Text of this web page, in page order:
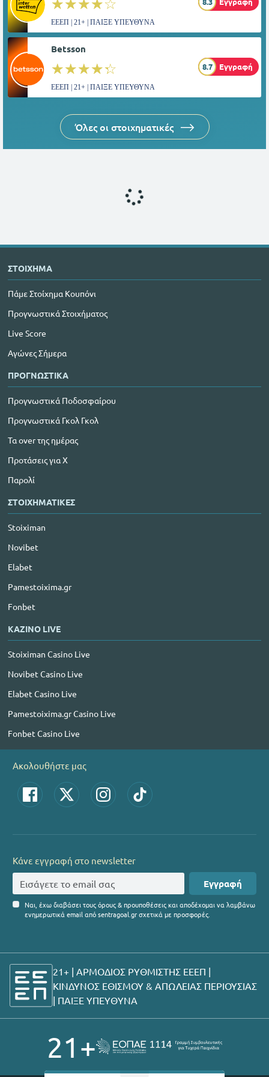
ΕΕΕΠ | 21+ | ΠΑΙΞΕ ΥΠΕΥΘΥΝΑ
Betsson
☆☆☆☆☆
★★★★★ 8.7 Εγγραφή
ΕΕΕΠ | 21+ | ΠΑΙΞΕ ΥΠΕΥΘΥΝΑ
Όλες οι στοιχηματικές
ΣΤΟΙΧΗΜΑ
Πάμε Στοίχημα Κουπόνι
Προγνωστικά Στοιχήματος
Live Score
Αγώνες Σήμερα
ΠΡΟΓΝΩΣΤΙΚΑ
Προγνωστικά Ποδοσφαίρου
Προγνωστικά Γκολ Γκολ
Τα over της ημέρας
Προτάσεις για Χ
Παρολί
ΣΤΟΙΧΗΜΑΤΙΚΕΣ
Stoiximan
Novibet
Elabet
Pamestoixima.gr
Fonbet
ΚΑΖΙΝΟ LIVE
Stoiximan Casino Live
Novibet Casino Live
Elabet Casino Live
Pamestoixima.gr Casino Live
Fonbet Casino Live
Ακολουθήστε μας
Κάνε εγγραφή στο newsletter
Εγγραφή
Ναι, έχω διαβάσει τους όρους & προυποθέσεις και αποδέχομαι να λαμβάνω
ενημερωτικά email από sentragoal.gr σχετικά με προσφορές.
21+ | ΑΡΜΟΔΙΟΣ ΡΥΘΜΙΣΤΗΣ ΕΕΕΠ |
ΚΙΝΔΥΝΟΣ ΕΘΙΣΜΟΥ & ΑΠΩΛΕΙΑΣ ΠΕΡΙΟΥΣΙΑΣ
| ΠΑΙΞΕ ΥΠΕΥΘΥΝΑ
21+